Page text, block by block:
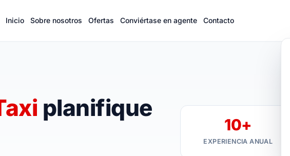
Inicio Sobre nosotros Ofertas Conviértase en agente Contacto
planifique
10+
EXPERIENCIA ANUAL